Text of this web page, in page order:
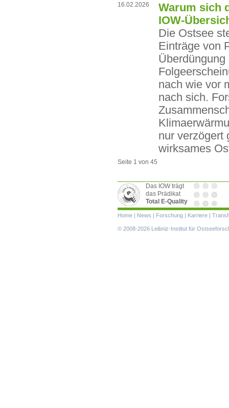
16.02.2026
Warum sich
IOW-
Die Ostsee
Einträge von
nach wie vor
nach sich.
nur verzögert
wirksames
Seite 1 von 45
Das IOW trägt
das Prädikat
Total E-Quality
Navigation
überspringen
Home | News | Forschung | Karriere |
© 2008-2026 Leibniz-Institut für